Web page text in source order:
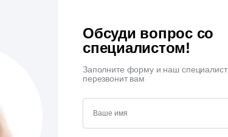
Обсуди вопрос со
специалистом!
Заполните форму и наш специалист
перезвонит вам